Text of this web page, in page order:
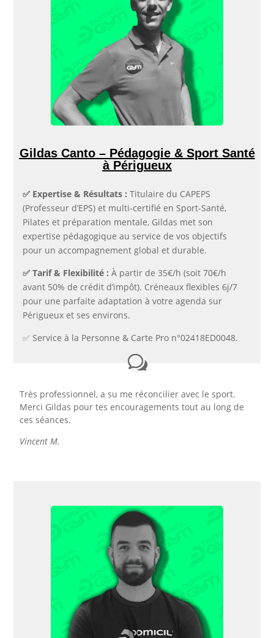
Gildas Canto – Pédagogie & Sport Santé
à Périgueux
✅​ Expertise & Résultats : Titulaire du CAPEPS
(Professeur d’EPS) et multi-certifié en Sport-Santé,
Pilates et préparation mentale, Gildas met son
expertise pédagogique au service de vos objectifs
pour un accompagnement global et durable.
✅​ Tarif & Flexibilité : À partir de 35€/h (soit 70€/h
avant 50% de crédit d’impôt). Créneaux flexibles 6j/7
pour une parfaite adaptation à votre agenda sur
Périgueux et ses environs.
✅​ Service à la Personne & Carte Pro n°02418ED0048.
Très professionnel, a su me réconcilier avec le sport.
Merci Gildas pour tes encouragements tout au long de
ces séances.
Vincent M.